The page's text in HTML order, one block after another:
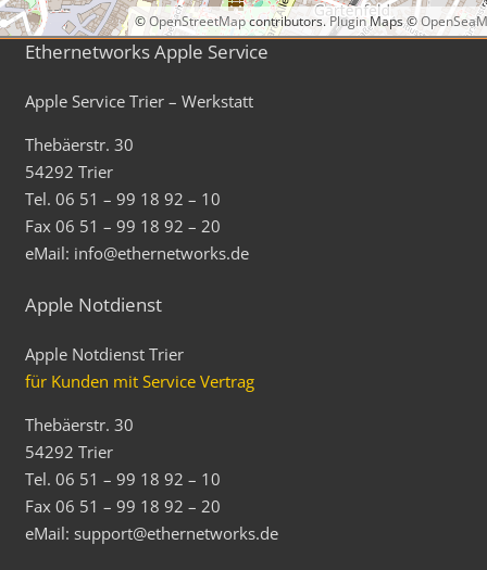
©OpenStreetMapcontributors.Plugin Maps ©
Ethernetworks Apple Service
Apple Service Trier – Werkstatt
Thebäerstr. 30
54292 Trier
Tel. 06 51 – 99 18 92 – 10
Fax 06 51 – 99 18 92 – 20
eMail: info@ethernetworks.de
Apple Notdienst
Apple Notdienst Trier
für Kunden mit Service Vertrag
Thebäerstr. 30
54292 Trier
Tel. 06 51 – 99 18 92 – 10
Fax 06 51 – 99 18 92 – 20
eMail: support@ethernetworks.de